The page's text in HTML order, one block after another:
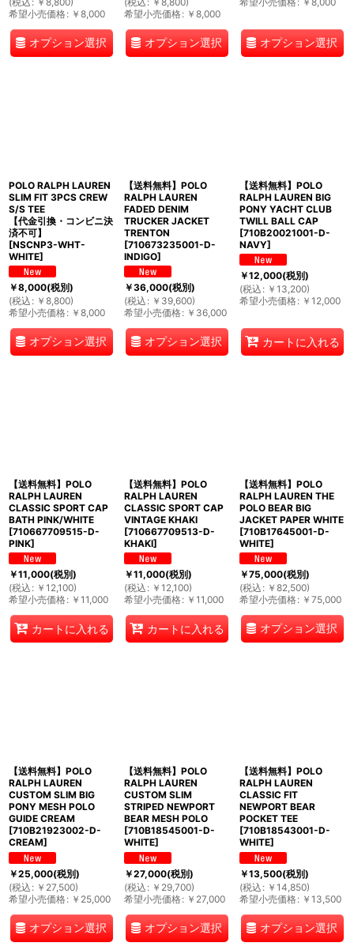
希望小売価格: ￥ 8,000
オプション選択
希望小売価格: ￥ 8,000
オプション選択 オプション選択
POLO RALPH LAUREN
SLIM FIT 3PCS CREW
S/S TEE
【代金引換・コンビニ決
済不可】
[NSCNP3-WHT-
WHITE]
￥8,000(税別)
(税込 : ￥ 8,800)
希望小売価格: ￥ 8,000
オプション選択
【送料無料】POLO
RALPH LAUREN
FADED DENIM
TRUCKER JACKET
TRENTON
[710673235001-D-
INDIGO]
￥36,000(税別)
(税込 : ￥ 39,600)
希望小売価格: ￥ 36,000
オプション選択
【送料無料】POLO
RALPH LAUREN BIG
PONY YACHT CLUB
TWILL BALL CAP
[710B20021001-D-
NAVY]
￥12,000(税別)
(税込 : ￥ 13,200)
希望小売価格: ￥ 12,000
カートに入れる
【送料無料】POLO
RALPH LAUREN
CLASSIC SPORT CAP
BATH PINK/WHITE
[710667709515-D-
PINK]
￥11,000(税別)
(税込 : ￥ 12,100)
希望小売価格: ￥ 11,000
カートに入れる
【送料無料】POLO
RALPH LAUREN
CLASSIC SPORT CAP
VINTAGE KHAKI
[710667709513-D-
KHAKI]
￥11,000(税別)
(税込 : ￥ 12,100)
希望小売価格: ￥ 11,000
カートに入れる
【送料無料】POLO
RALPH LAUREN THE
POLO BEAR BIG
JACKET PAPER WHITE
[710B17645001-D-
WHITE]
￥75,000(税別)
(税込 : ￥ 82,500)
希望小売価格: ￥ 75,000
オプション選択
【送料無料】POLO
RALPH LAUREN
CUSTOM SLIM BIG
PONY MESH POLO
GUIDE CREAM
[710B21923002-D-
CREAM]
￥25,000(税別)
(税込 : ￥ 27,500)
希望小売価格: ￥ 25,000
オプション選択
【送料無料】POLO
RALPH LAUREN
CUSTOM SLIM
STRIPED NEWPORT
BEAR MESH POLO
[710B18545001-D-
WHITE]
￥27,000(税別)
(税込 : ￥ 29,700)
希望小売価格: ￥ 27,000
オプション選択
【送料無料】POLO
RALPH LAUREN
CLASSIC FIT
NEWPORT BEAR
POCKET TEE
[710B18543001-D-
WHITE]
￥13,500(税別)
(税込 : ￥ 14,850)
希望小売価格: ￥ 13,500
オプション選択